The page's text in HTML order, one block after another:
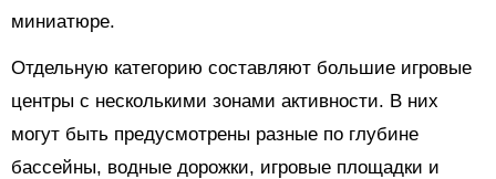
миниатюре.
Отдельную категорию составляют большие игровые
центры с несколькими зонами активности. В них
могут быть предусмотрены разные по глубине
бассейны, водные дорожки, игровые площадки и